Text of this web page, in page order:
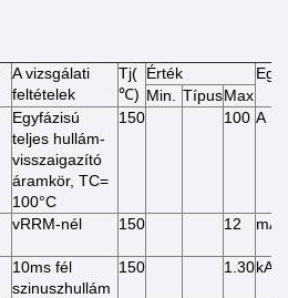
A vizsgálati
feltételek
Tj(
℃)
Érték
Min.
TípusMax
Egyfázisú
teljes hullám-
visszaigazító
áramkör, TC=
100°C
150 100 A
vRRM-nél 150 12 mA
10ms fél
szinuszhullám
150 1.30kA